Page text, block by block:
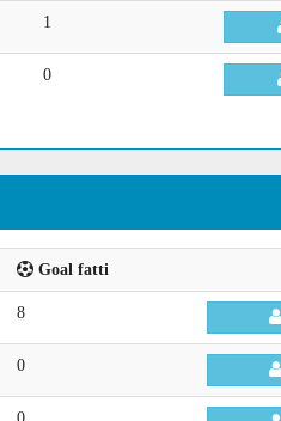
1
0
Goal fatti
8
0